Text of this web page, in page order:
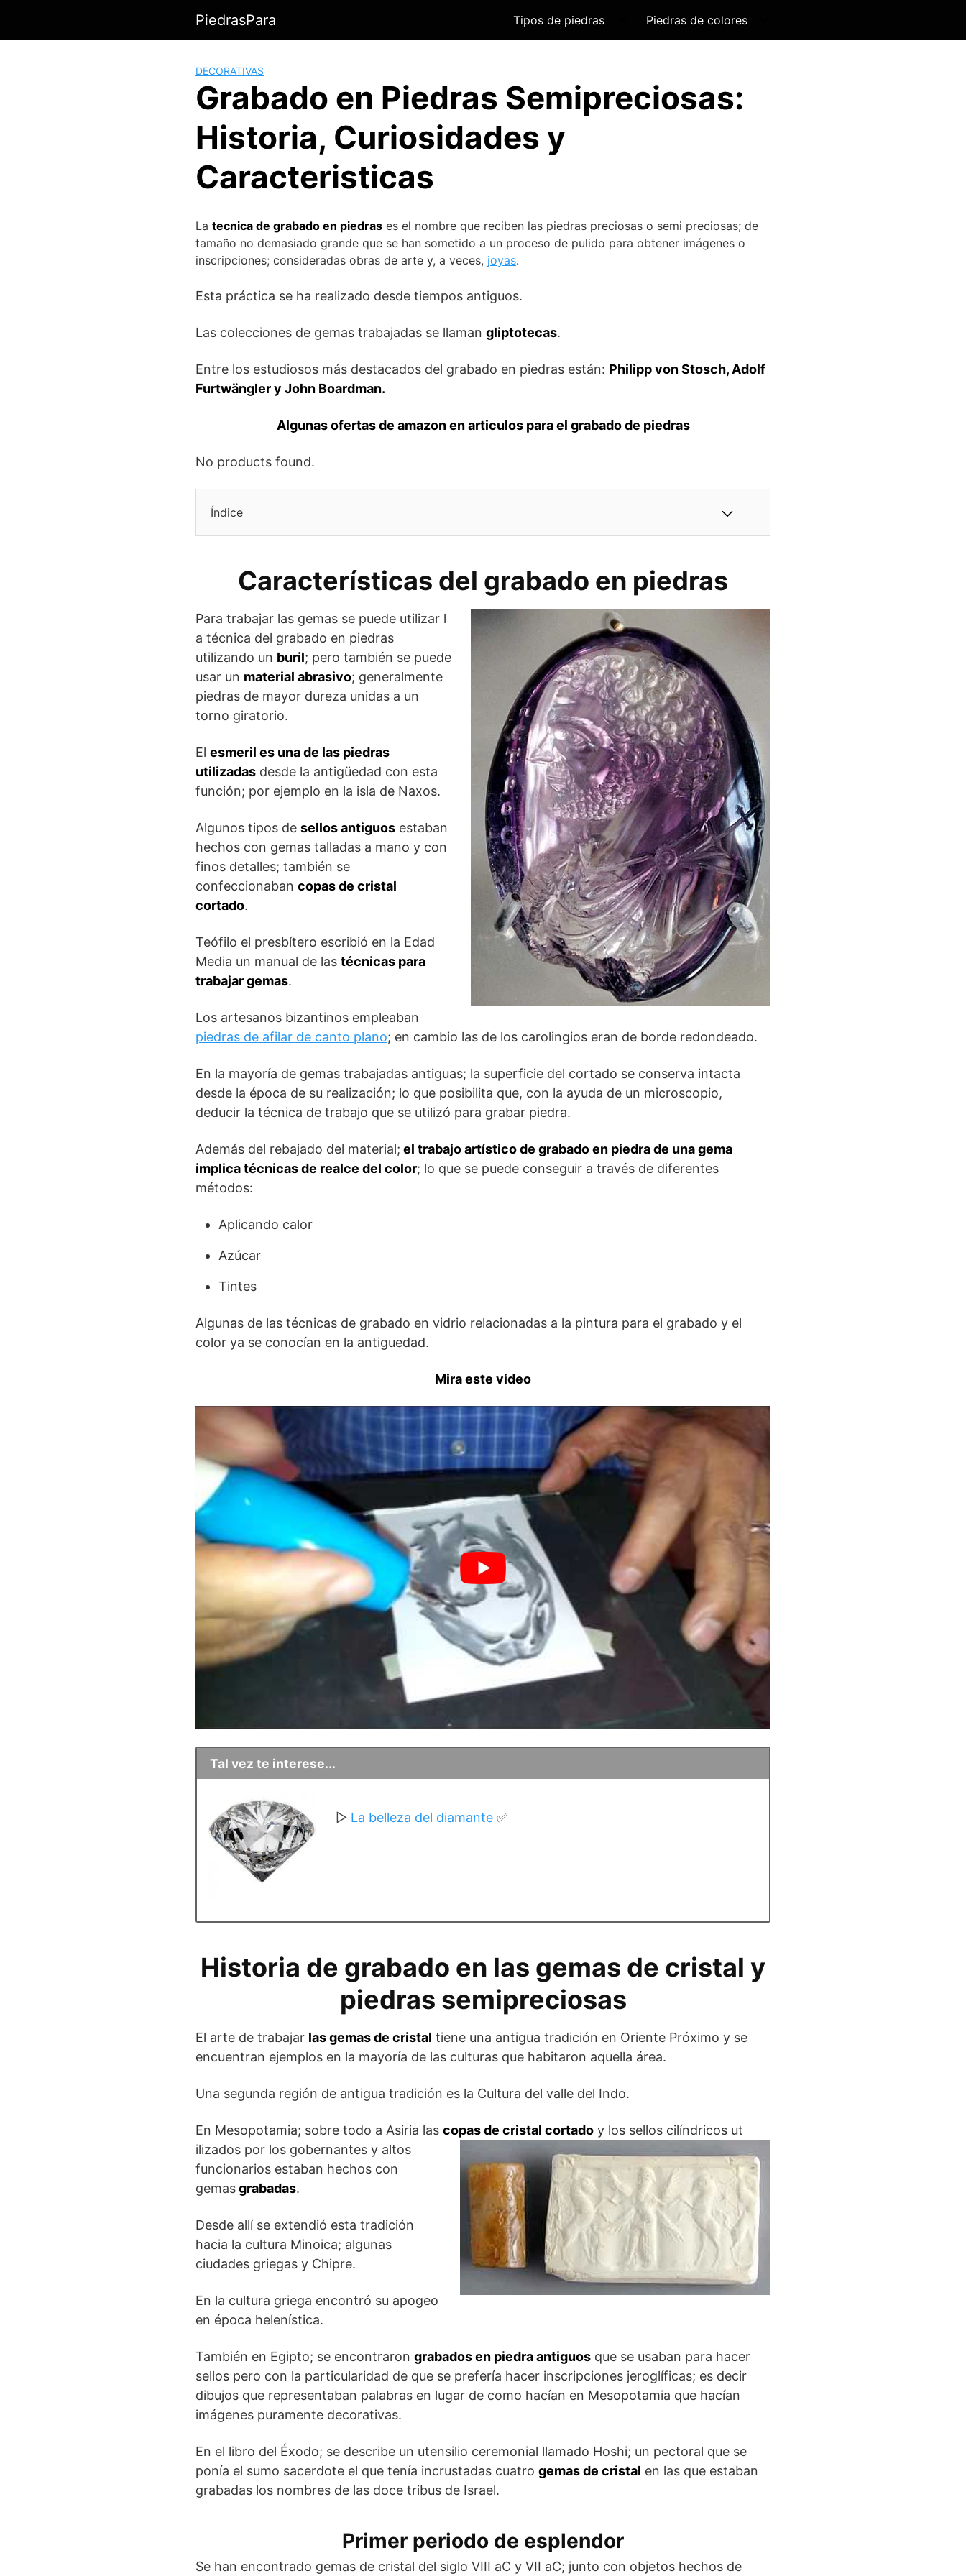
contenido
PiedrasPara Tipos de piedras Piedras de colores
DECORATIVAS
Grabado en Piedras Semipreciosas:
Historia, Curiosidades y
Caracteristicas
La tecnica de grabado en piedras es el nombre que reciben las piedras preciosas o semi preciosas; de
tamaño no demasiado grande que se han sometido a un proceso de pulido para obtener imágenes o
inscripciones; consideradas obras de arte y, a veces, joyas.
Esta práctica se ha realizado desde tiempos antiguos.
Las colecciones de gemas trabajadas se llaman gliptotecas.
Entre los estudiosos más destacados del grabado en piedras están: Philipp von Stosch, Adolf
Furtwängler y John Boardman.
Algunas ofertas de amazon en articulos para el grabado de piedras
No products found.
Índice
Características del grabado en piedras
Para trabajar las gemas se puede utilizar l
a técnica del grabado en piedras
utilizando un buril; pero también se puede
usar un material abrasivo; generalmente
piedras de mayor dureza unidas a un
torno giratorio.
El esmeril es una de las piedras
utilizadas desde la antigüedad con esta
función; por ejemplo en la isla de Naxos.
Algunos tipos de sellos antiguos estaban
hechos con gemas talladas a mano y con
finos detalles; también se
confeccionaban copas de cristal
cortado.
Teófilo el presbítero escribió en la Edad
Media un manual de las técnicas para
trabajar gemas.
Los artesanos bizantinos empleaban
piedras de afilar de canto plano; en cambio las de los carolingios eran de borde redondeado.
En la mayoría de gemas trabajadas antiguas; la superficie del cortado se conserva intacta
desde la época de su realización; lo que posibilita que, con la ayuda de un microscopio,
deducir la técnica de trabajo que se utilizó para grabar piedra.
Además del rebajado del material; el trabajo artístico de grabado en piedra de una gema
implica técnicas de realce del color; lo que se puede conseguir a través de diferentes
métodos:
Aplicando calor
Azúcar
Tintes
Algunas de las técnicas de grabado en vidrio relacionadas a la pintura para el grabado y el
color ya se conocían en la antiguedad.
Mira este video
Tal vez te interese...
▷ La belleza del diamante ✅
Historia de grabado en las gemas de cristal y
piedras semipreciosas
El arte de trabajar las gemas de cristal tiene una antigua tradición en Oriente Próximo y se
encuentran ejemplos en la mayoría de las culturas que habitaron aquella área.
Una segunda región de antigua tradición es la Cultura del valle del Indo.
En Mesopotamia; sobre todo a Asiria las copas de cristal cortado y los sellos cilíndricos ut
ilizados por los gobernantes y altos
funcionarios estaban hechos con
gemasgrabadas.
Desde allí se extendió esta tradición
hacia la cultura Minoica; algunas
ciudades griegas y Chipre.
En la cultura griega encontró su apogeo
en época helenística.
También en Egipto; se encontraron grabados en piedra antiguos que se usaban para hacer
sellos pero con la particularidad de que se prefería hacer inscripciones jeroglíficas; es decir
dibujos que representaban palabras en lugar de como hacían en Mesopotamia que hacían
imágenes puramente decorativas.
En el libro del Éxodo; se describe un utensilio ceremonial llamado Hoshi; un pectoral que se
ponía el sumo sacerdote el que tenía incrustadas cuatro gemas de cristal en las que estaban
grabadas los nombres de las doce tribus de Israel.
Primer periodo de esplendor
Se han encontrado gemas de cristal del siglo VIII aC y VII aC; junto con objetos hechos de